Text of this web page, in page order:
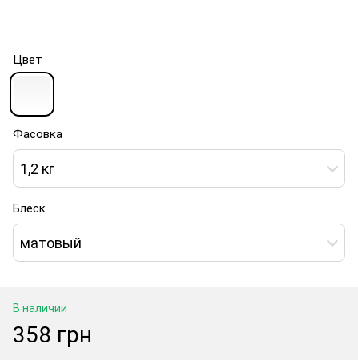
Цвет
Фасовка
1,2 кг
Блеск
матовый
В наличии
358 грн